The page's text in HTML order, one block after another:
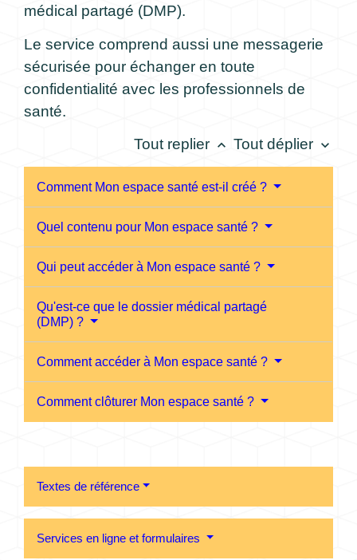
médical partagé (DMP).
Le service comprend aussi une messagerie
sécurisée pour échanger en toute
confidentialité avec les professionnels de
santé.
Tout replier keyboard_arrow_up Tout déplier keyboard_arrow_down
Comment Mon espace santé est-il créé ?
Quel contenu pour Mon espace santé ?
Qui peut accéder à Mon espace santé ?
Qu'est-ce que le dossier médical partagé
(DMP) ?
Comment accéder à Mon espace santé ?
Comment clôturer Mon espace santé ?
Textes de référence
Services en ligne et formulaires